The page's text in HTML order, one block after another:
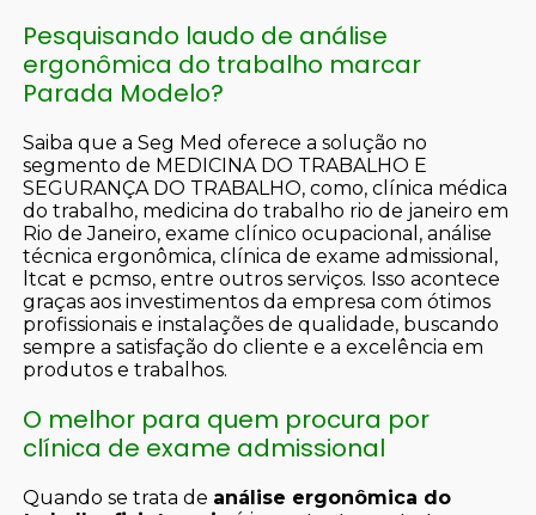
Pesquisando laudo de análise
ergonômica do trabalho marcar
Parada Modelo?
Saiba que a Seg Med oferece a solução no
segmento de MEDICINA DO TRABALHO E
SEGURANÇA DO TRABALHO, como, clínica médica
do trabalho, medicina do trabalho rio de janeiro em
Rio de Janeiro, exame clínico ocupacional, análise
técnica ergonômica, clínica de exame admissional,
ltcat e pcmso, entre outros serviços. Isso acontece
graças aos investimentos da empresa com ótimos
profissionais e instalações de qualidade, buscando
sempre a satisfação do cliente e a excelência em
produtos e trabalhos.
O melhor para quem procura por
clínica de exame admissional
Quando se trata de análise ergonômica do